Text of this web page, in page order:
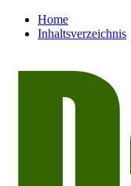
Home
Inhaltsverzeichnis